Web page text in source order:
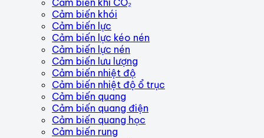
Cảm biến khói
Cảm biến lực
Cảm biến lực kéo nén
Cảm biến lực nén
Cảm biến lưu lượng
Cảm biến nhiệt độ
Cảm biến nhiệt độ ổ trục
Cảm biến quang
Cảm biến quang điện
Cảm biến quang học
Cảm biến rung